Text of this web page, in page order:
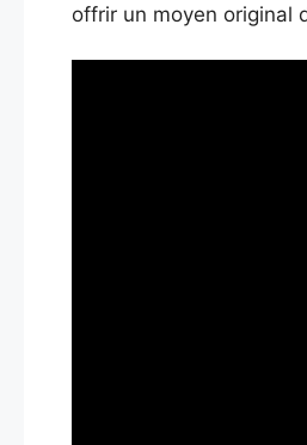
offrir un moyen original